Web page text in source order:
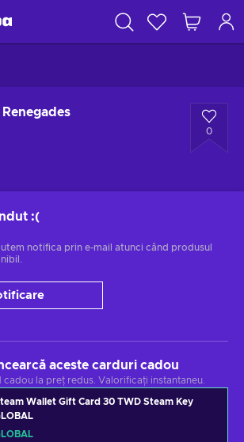
0
:(
notifica prin e-mail atunci când produsul
aceste carduri cadou
cadou la preț redus. Valorificați instantaneu.
Wallet Gift Card 30 TWD Steam Key